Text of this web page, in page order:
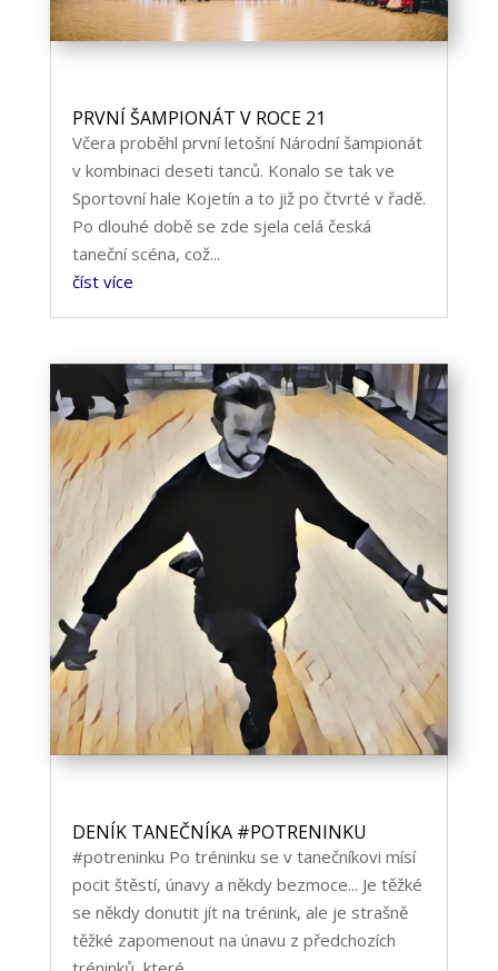
PRVNÍ ŠAMPIONÁT V ROCE 21
Včera proběhl první letošní Národní šampionát
v kombinaci deseti tanců. Konalo se tak ve
Sportovní hale Kojetín a to již po čtvrté v řadě.
Po dlouhé době se zde sjela celá česká
taneční scéna, což...
číst více
DENÍK TANEČNÍKA #POTRENINKU
#potreninku Po tréninku se v tanečníkovi mísí
pocit štěstí, únavy a někdy bezmoce... Je těžké
se někdy donutit jít na trénink, ale je strašně
těžké zapomenout na únavu z předchozích